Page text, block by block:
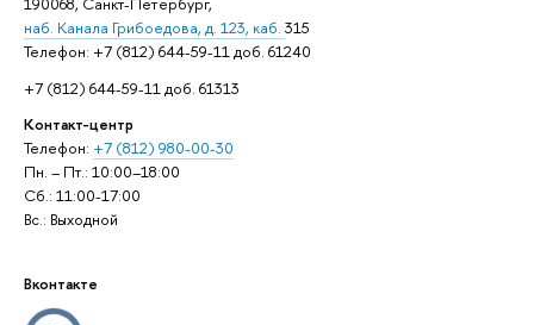
наб. Канала Грибоедова, д. 123, каб. 315
Телефон: +7 (812) 644-59-11 доб. 61240
+7 (812) 644-59-11 доб. 61313
Контакт-центр
Телефон: +7 (812) 980-00-30
Пн. – Пт.: 10:00–18:00
Сб.: 11:00-17:00
Вс.: Выходной
Вконтакте